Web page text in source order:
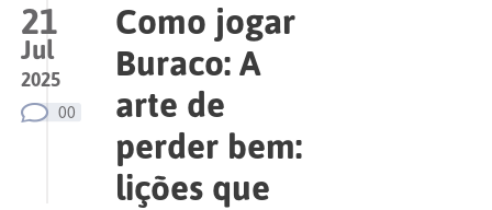
21
Jul
2025
00
Como jogar
Buraco: A
arte de
perder bem:
lições que